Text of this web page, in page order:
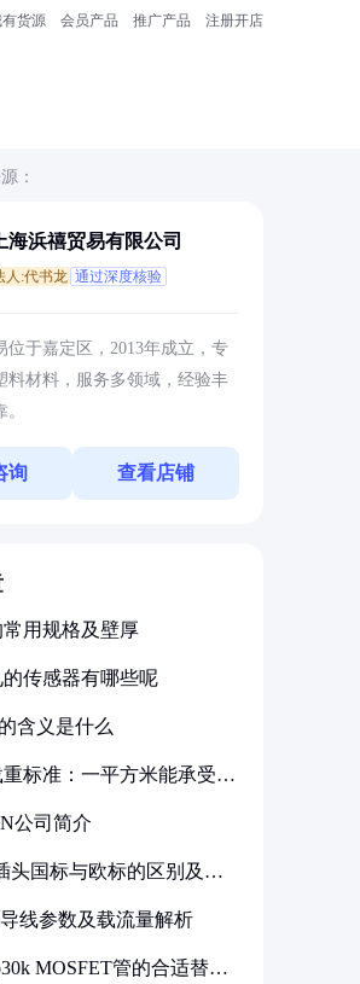
货源 会员产品 推广产品 注册开店
：
上海浜禧贸易有限公司
人:代书龙 通过深度核验
位于嘉定区，2013年成立，专
料材料，服务多领域，经验丰
询 查看店铺
用规格及壁厚
传感器有哪些呢
含义是什么
标准：一平方米能承受多
公司简介
头国标与欧标的区别及其
线参数及载流量解析
MOSFET管的合适替代